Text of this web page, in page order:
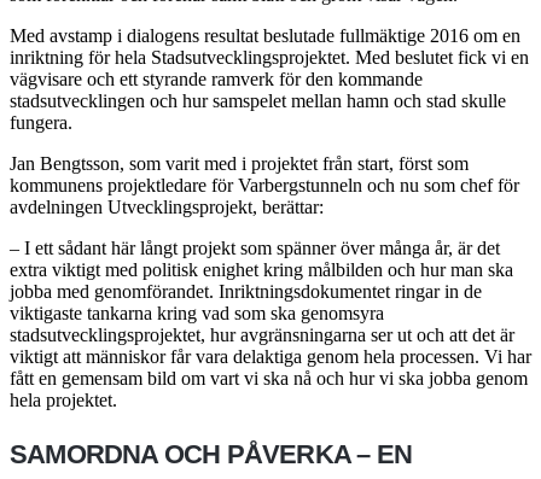
Med avstamp i dialogens resultat beslutade fullmäktige 2016 om en
inriktning för hela Stadsutvecklingsprojektet. Med beslutet fick vi en
vägvisare och ett styrande ramverk för den kommande
stadsutvecklingen och hur samspelet mellan hamn och stad skulle
fungera.
Jan Bengtsson, som varit med i projektet från start, först som
kommunens projektledare för Varbergstunneln och nu som chef för
avdelningen Utvecklingsprojekt, berättar:
– I ett sådant här långt projekt som spänner över många år, är det
extra viktigt med politisk enighet kring målbilden och hur man ska
jobba med genomförandet. Inriktningsdokumentet ringar in de
viktigaste tankarna kring vad som ska genomsyra
stadsutvecklingsprojektet, hur avgränsningarna ser ut och att det är
viktigt att människor får vara delaktiga genom hela processen. Vi har
fått en gemensam bild om vart vi ska nå och hur vi ska jobba genom
hela projektet.
SAMORDNA OCH PÅVERKA – EN